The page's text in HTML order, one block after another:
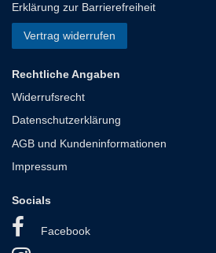
Erklärung zur Barrierefreiheit
Vertrag widerrufen
Rechtliche Angaben
Widerrufsrecht
Datenschutzerklärung
AGB und Kundeninformationen
Impressum
Socials
Facebook